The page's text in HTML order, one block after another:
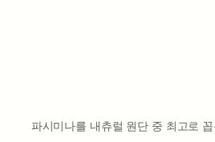
파시미나를 내츄럴 원단 중 최고로